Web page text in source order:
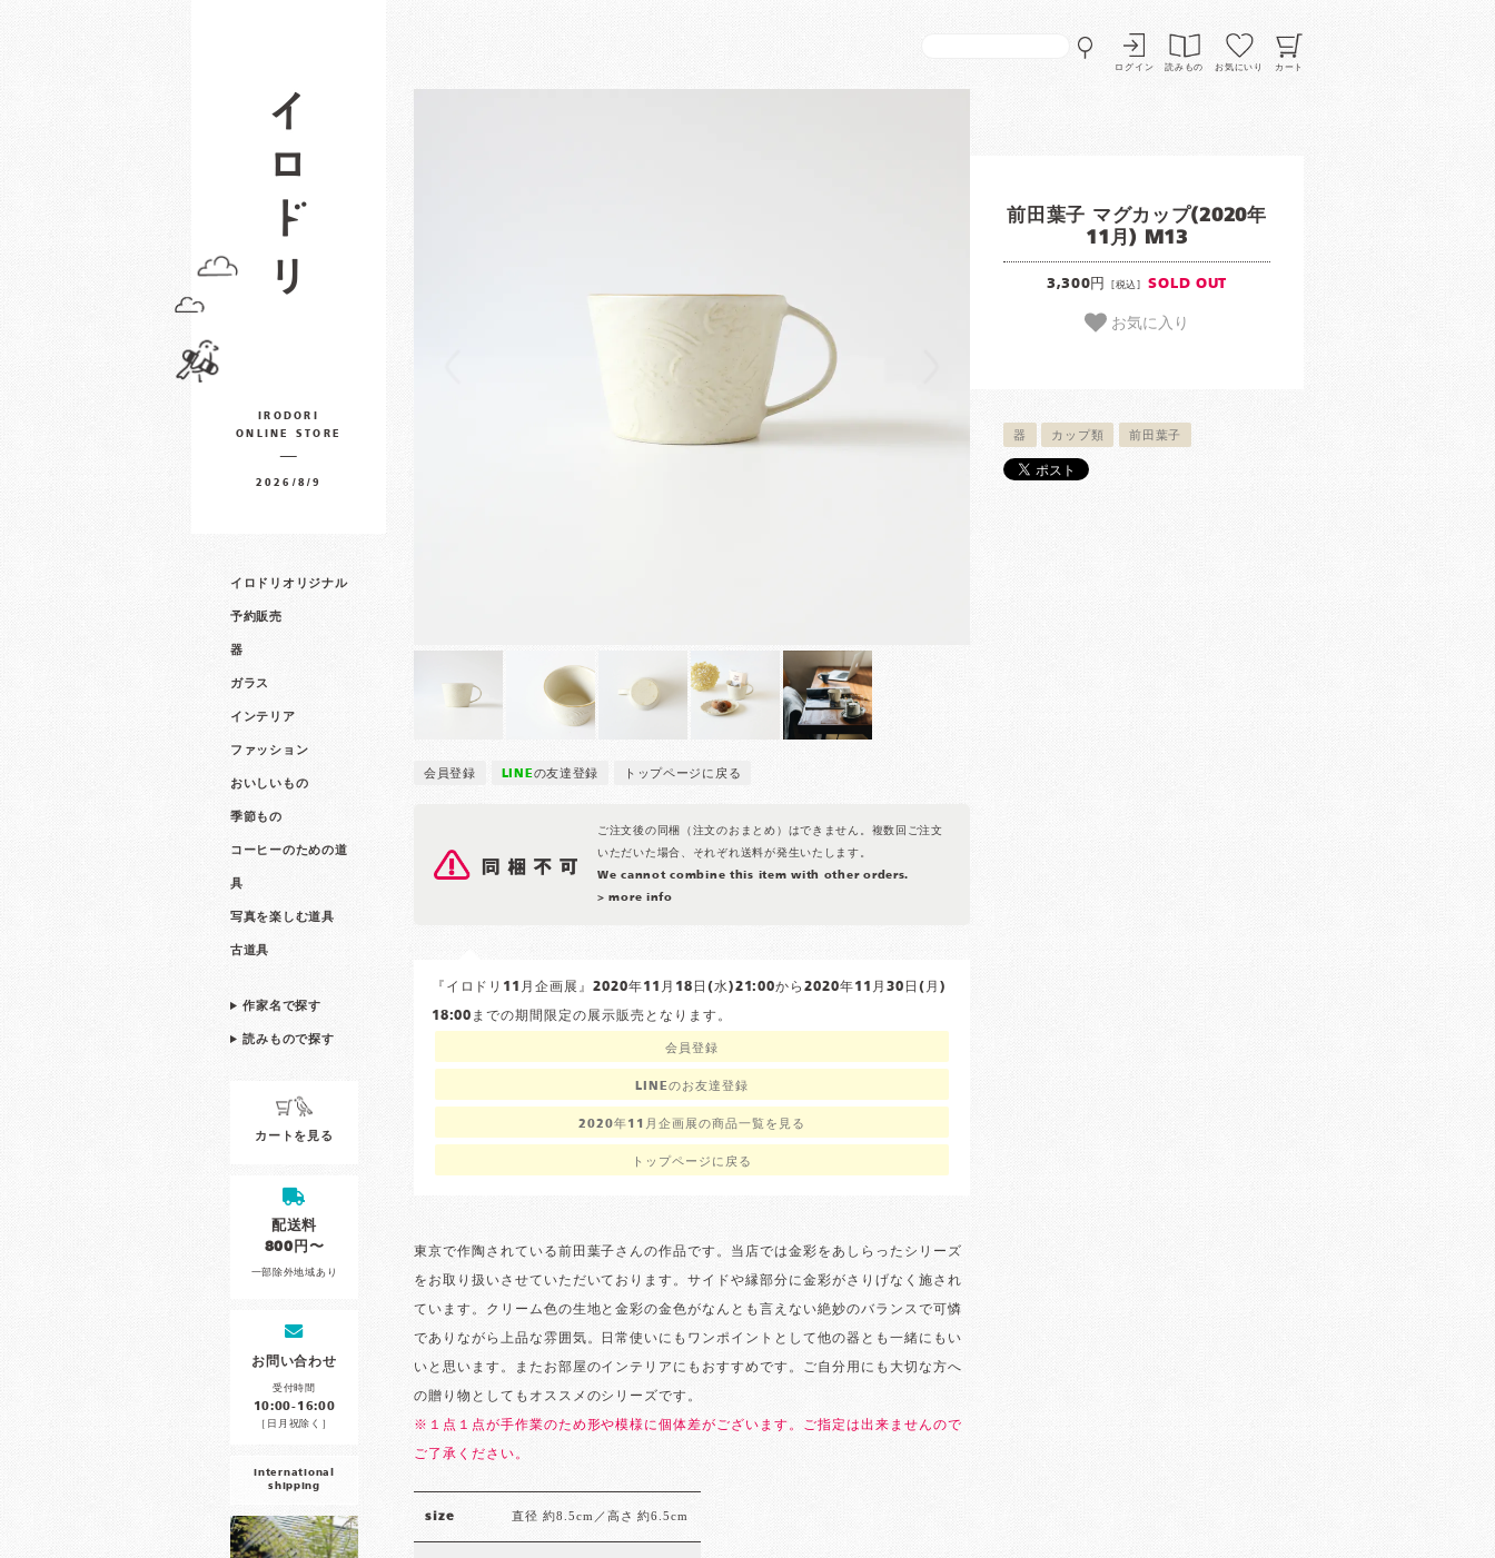
ログイン 読みもの お気にいり カート
IRODORI
ONLINE STORE
2026/8/9
イロドリオリジナル
予約販売
器
ガラス
インテリア
ファッション
おいしいもの
季節もの
コーヒーのための道
具
写真を楽しむ道具
古道具
作家名で探す
読みもので探す
カートを見る
配送料
800円〜
一部除外地域あり
お問い合わせ
受付時間
10:00-16:00
［日月祝除く］
international
shipping
会員登録 LINEの友達登録 トップページに戻る
ご注文後の同梱（注文のおまとめ）はできません。複数回ご注文
いただいた場合、それぞれ送料が発生いたします。
We cannot combine this item with other orders.
> more info
前田葉子 マグカップ(2020年
11月) M13
3,300円 [税込] SOLD OUT
お気に入り
器 カップ類 前田葉子
『イロドリ11月企画展』2020年11月18日(水)21:00から2020年11月30日(月)
18:00までの期間限定の展示販売となります。
会員登録
LINEのお友達登録
2020年11月企画展の商品一覧を見る
トップページに戻る
東京で作陶されている前田葉子さんの作品です。当店では金彩をあしらったシリーズ
をお取り扱いさせていただいております。サイドや縁部分に金彩がさりげなく施され
ています。クリーム色の生地と金彩の金色がなんとも言えない絶妙のバランスで可憐
でありながら上品な雰囲気。日常使いにもワンポイントとして他の器とも一緒にもい
いと思います。またお部屋のインテリアにもおすすめです。ご自分用にも大切な方へ
の贈り物としてもオススメのシリーズです。
※１点１点が手作業のため形や模様に個体差がございます。ご指定は出来ませんので
ご了承ください。
size 直径 約8.5cm／高さ 約6.5cm